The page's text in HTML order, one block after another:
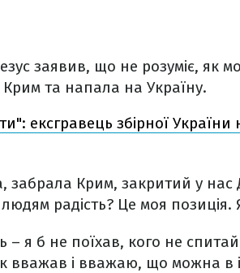
заявив, що не розуміє, як
Крим та напала на Україну.
ексгравець збірної
забрала Крим, закритий у
радість? Це моя
– я б не поїхав, кого не
вважав і вважаю, що можна в